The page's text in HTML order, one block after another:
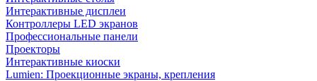
Интерактивные дисплеи
Контроллеры LED экранов
Профессиональные панели
Проекторы
Интерактивные киоски
Lumien: Проекционные экраны, крепления